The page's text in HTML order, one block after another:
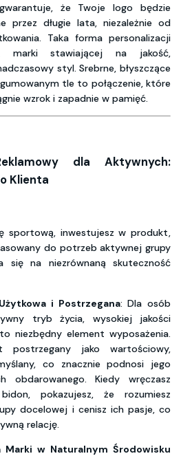
że Twoje logo będzie
przez długie lata, niezależnie od
Taka forma personalizacji
marki stawiającej na jakość,
styl. Srebrne, błyszczące
tle to połączenie, które
wzrok i zapadnie w pamięć.
dla Aktywnych:
Klienta
sportową, inwestujesz w produkt,
do potrzeb aktywnej grupy
się na niezrównaną skuteczność
i Postrzegana: Dla osób
tryb życia, wysokiej jakości
niezbędny element wyposażenia.
jako wartościowy,
co znacznie podnosi jego
obdarowanego. Kiedy wręczasz
bidon, pokazujesz, że rozumiesz
docelowej i cenisz ich pasje, co
relację.
Marki w Naturalnym Środowisku